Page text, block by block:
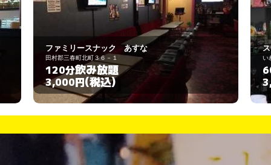
リースナック あすな
町北町３６－１
飲み放題
(税込)
スナック ノー
いわき市常磐湯本町三函254
60分 飲み放題
3,000円 (税込)